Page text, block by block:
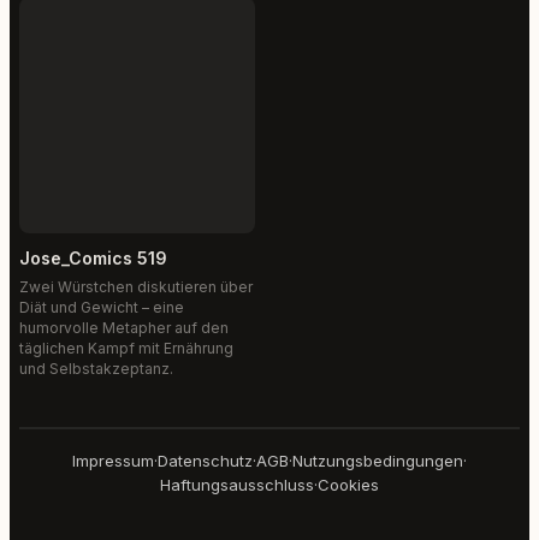
Jose_Comics 519
Zwei Würstchen diskutieren über
Diät und Gewicht – eine
humorvolle Metapher auf den
täglichen Kampf mit Ernährung
und Selbstakzeptanz.
Impressum·Datenschutz·AGB·Nutzungsbedingungen·
Haftungsausschluss·Cookies